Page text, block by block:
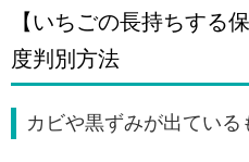
【いちごの長持ちする
度判別方法
カビや黒ずみが出ている